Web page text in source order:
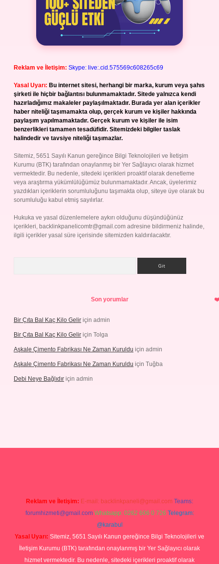
Reklam ve İletişim: Skype: live:.cid.575569c608265c69
Yasal Uyarı: Bu internet sitesi, herhangi bir marka, kurum veya şahıs
şirketi ile hiçbir bağlantısı bulunmamaktadır. Sitede yalnızca kendi
hazırladığımız makaleler paylaşılmaktadır. Burada yer alan içerikler
haber niteliği taşımamakta olup, gerçek kurum ve kişiler hakkında
paylaşım yapılmamaktadır. Gerçek kurum ve kişiler ile isim
benzerlikleri tamamen tesadüfidir. Sitemizdeki bilgiler taslak
halindedir ve tavsiye niteliği taşımazlar.
Sitemiz, 5651 Sayılı Kanun gereğince Bilgi Teknolojileri ve İletişim
Kurumu (BTK) tarafından onaylanmış bir Yer Sağlayıcı olarak hizmet
vermektedir. Bu nedenle, sitedeki içerikleri proaktif olarak denetleme
veya araştırma yükümlülüğümüz bulunmamaktadır. Ancak, üyelerimiz
yazdıkları içeriklerin sorumluluğunu taşımakta olup, siteye üye olarak bu
sorumluluğu kabul etmiş sayılırlar.
Hukuka ve yasal düzenlemelere aykırı olduğunu düşündüğünüz
içerikleri, backlinkpanelicomtr@gmail.com adresine bildirmeniz halinde,
ilgili içerikler yasal süre içerisinde sitemizden kaldırılacaktır.
Son yorumlar
Bir Çıta Bal Kaç Kilo Gelir için admin
Bir Çıta Bal Kaç Kilo Gelir için Tolga
Aşkale Çimento Fabrikası Ne Zaman Kuruldu için admin
Aşkale Çimento Fabrikası Ne Zaman Kuruldu için Tuğba
Debi Neye Bağlıdır için admin
Reklam ve İletişim: E-mail: backlinkpaneli@gmail.com Teams:
forumhizmeti@gmail.com Whatsapp: 0262 606 0 726 Telegram:
@karabul
Yasal Uyarı: Sitemiz, 5651 Sayılı Kanun gereğince Bilgi Teknolojileri ve
İletişim Kurumu (BTK) tarafından onaylanmış bir Yer Sağlayıcı olarak
hizmet vermektedir. Bu nedenle, sitedeki içerikleri proaktif olarak